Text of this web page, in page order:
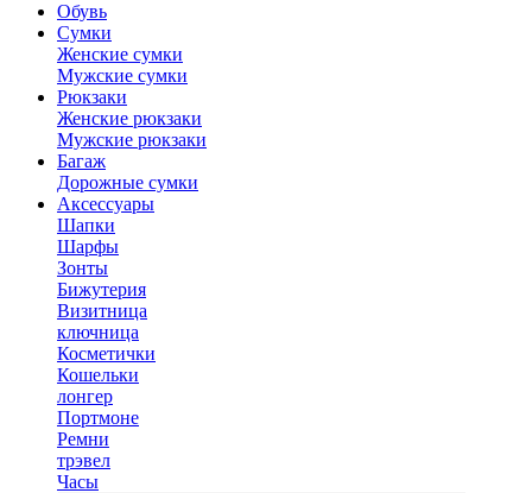
Обувь
Сумки
Женские сумки
Мужские сумки
Рюкзаки
Женские рюкзаки
Мужские рюкзаки
Багаж
Дорожные сумки
Аксессуары
Шапки
Шарфы
Зонты
Бижутерия
Визитница
ключница
Косметички
Кошельки
лонгер
Портмоне
Ремни
трэвел
Часы